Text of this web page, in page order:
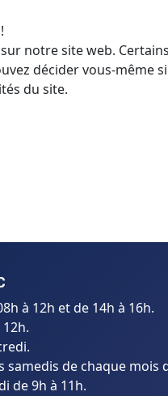
à 12h et de 14h à 16h.
samedis de chaque mois
de 9h à 11h.
notre site web.
décider vous-même
du site.